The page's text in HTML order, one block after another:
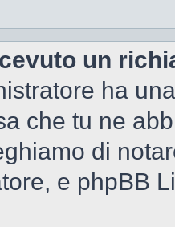
un
ha
che tu ne
di
e phpBB